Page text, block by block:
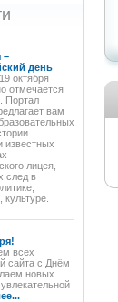
–
день
19 октября
отмечается
Портал
вам
известных
лицея,
след в
культуре.
всех
сайта с Днём
новых